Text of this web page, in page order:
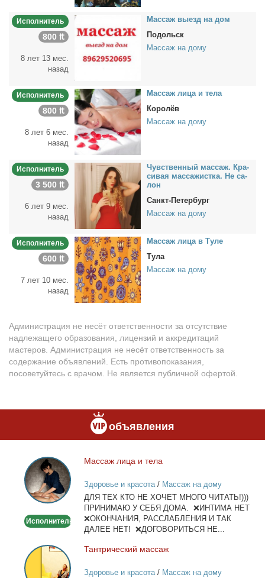
Исполнитель
800 ₶
8 лет 13 мес.
назад
Мас­саж вы­езд на дом
Подольск
Массаж на дому
Исполнитель
800 ₶
8 лет 6 мес.
назад
Мас­саж ли­ца и те­ла
Королёв
Массаж на дому
Исполнитель
3 500 ₶
6 лет 9 мес.
назад
Чув­ствен­ный мас­саж. Кра­
си­вая мас­са­жист­ка. Не са­
лон
Санкт-Петербург
Массаж на дому
Исполнитель
600 ₶
7 лет 10 мес.
назад
Мас­саж ли­ца в Ту­ле
Тула
Массаж на дому
Администрация не несёт ответственности за отсутствие
надлежащего образования, лицензий и аккредитаций
мастеров. Администрация не несёт ответственность за
содержание объявлений. Есть противопоказания,
посоветуйтесь с врачом. Не является публичной офертой.
объявления
Массаж
лица
и
тела
Исполнитель
Мас­саж ли­ца и те­ла
Здоровье и красота/ Массаж на дому
ДЛЯ ТЕХ КТО НЕ ХОЧЕТ МНОГО ЧИТАТЬ!)))
ПРИНИМАЮ У СЕБЯ ДОМА. ❌ИНТИМА НЕТ
❌ОКОНЧАНИЯ, РАССЛАБЛЕНИЯ И ТАК
ДАЛЕЕ НЕТ! ❌ДОГОВОРИТЬСЯ НЕ...
Тантрический
массаж
Тан­три­че­ский мас­саж
Здоровье и красота/ Массаж на дому